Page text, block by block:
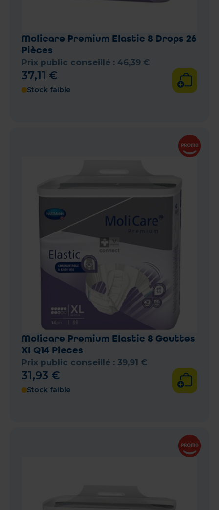
Molicare Premium Elastic 8 Drops 26
Pièces
Prix public conseillé : 46,39 €
37,11 €
Stock faible
Molicare Premium Elastic 8 Gouttes
Xl Q14 Pieces
Prix public conseillé : 39,91 €
31,93 €
Stock faible